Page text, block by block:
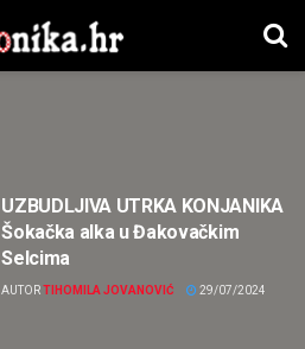
UZBUDLJIVA UTRKA KONJANIKA
Šokačka alka u Đakovačkim
Selcima
AUTORTIHOMILA JOVANOVIĆ 29/07/2024